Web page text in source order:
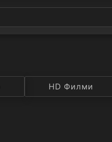
Рейтинг
HD Филми